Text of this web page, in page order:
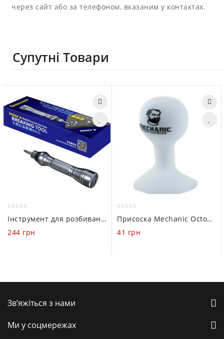
через сайт або за телефоном, вказаним у контактах.
Супутні Товари
out
of
Інструмент для розбивання скла Mechanic iRock 5
244 грн
out
of
Присоска Mechanic Octopus 3см (White)
41 грн
Зв’яжіться з нами
Ми у соцмережах